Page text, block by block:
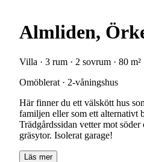
Almliden,
Villa · 3 rum · 2 sovrum · 80 m²
Omöblerat · 2-våningshus
Här finner du ett välskött hus
familjen eller som ett alternativt
Trädgårdssidan vetter mot
gräsytor. Isolerat garage!
Läs mer